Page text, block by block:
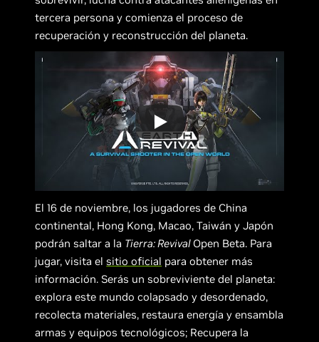
tercera persona y comienza el proceso de
recuperación y reconstrucción del planeta.
El 16 de noviembre, los jugadores de China
continental, Hong Kong, Macao, Taiwán y Japón
podrán saltar a la Tierra: Revival Open Beta. Para
jugar, visita elsitio oficial para obtener más
información. Serás un sobreviviente del planeta:
explora este mundo colapsado y desordenado,
recolecta materiales, restaura energía y ensambla
armas y equipos tecnológicos; Recupera la